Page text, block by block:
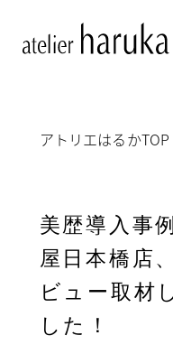
アトリエはるかTOP
美歴導入事
屋日本橋店
ビュー取材
した！